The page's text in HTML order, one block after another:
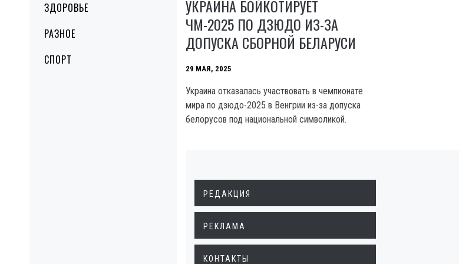
ЗДОРОВЬЕ
РАЗНОЕ
СПОРТ
УКРАИНА БОЙКОТИРУЕТ
ЧМ-2025 ПО ДЗЮДО ИЗ-ЗА
ДОПУСКА СБОРНОЙ БЕЛАРУСИ
29 МАЯ, 2025
Украина отказалась участвовать в чемпионате
мира по дзюдо-2025 в Венгрии из-за допуска
белорусов под национальной символикой.
РЕДАКЦИЯ
РЕКЛАМА
КОНТАКТЫ